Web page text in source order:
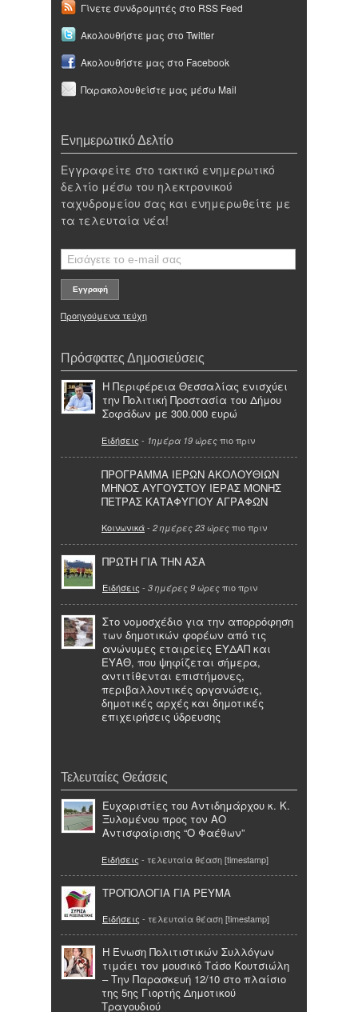
Γίνετε συνδρομητές στο RSS Feed
Ακολουθήστε μας στο Twitter
Ακολουθήστε μας στο Facebook
Παρακολουθείστε μας μέσω Mail
Ενημερωτικό Δελτίο
Εγγραφείτε στο τακτικό ενημερωτικό
δελτίο μέσω του ηλεκτρονικού
ταχυδρομείου σας και ενημερωθείτε με
τα τελευταία νέα!
Προηγούμενα τεύχη
Πρόσφατες Δημοσιεύσεις
Η Περιφέρεια Θεσσαλίας ενισχύει
την Πολιτική Προστασία του Δήμου
Σοφάδων με 300.000 ευρώ
Ειδήσεις - 1ημέρα 19 ώρες πιο πριν
ΠΡΟΓΡΑΜΜΑ ΙΕΡΩΝ ΑΚΟΛΟΥΘΙΩΝ
ΜΗΝΟΣ ΑΥΓΟΥΣΤΟΥ ΙΕΡΑΣ ΜΟΝΗΣ
ΠΕΤΡΑΣ ΚΑΤΑΦΥΓΙΟΥ ΑΓΡΑΦΩΝ
Κοινωνικά- 2 ημέρες 23 ώρες πιο πριν
ΠΡΩΤΗ ΓΙΑ ΤΗΝ ΑΣΑ
Ειδήσεις - 3 ημέρες 9 ώρες πιο πριν
Στο νομοσχέδιο για την απορρόφηση
των δημοτικών φορέων από τις
ανώνυμες εταιρείες ΕΥΔΑΠ και
ΕΥΑΘ, που ψηφίζεται σήμερα,
αντιτίθενται επιστήμονες,
περιβαλλοντικές οργανώσεις,
δημοτικές αρχές και δημοτικές
επιχειρήσεις ύδρευσης
Τελευταίες Θεάσεις
Ευχαριστίες του Αντιδημάρχου κ. Κ.
Ξυλομένου προς τον ΑΟ
Αντισφαίρισης “Ο Φαέθων”
Ειδήσεις - τελευταία θέαση [timestamp]
ΤΡΟΠΟΛΟΓΙΑ ΓΙΑ ΡΕΥΜΑ
Ειδήσεις - τελευταία θέαση [timestamp]
Η Ένωση Πολιτιστικών Συλλόγων
τιμάει τον μουσικό Τάσο Κουτσιώλη
– Την Παρασκευή 12/10 στο πλαίσιο
της 5ης Γιορτής Δημοτικού
Τραγουδιού